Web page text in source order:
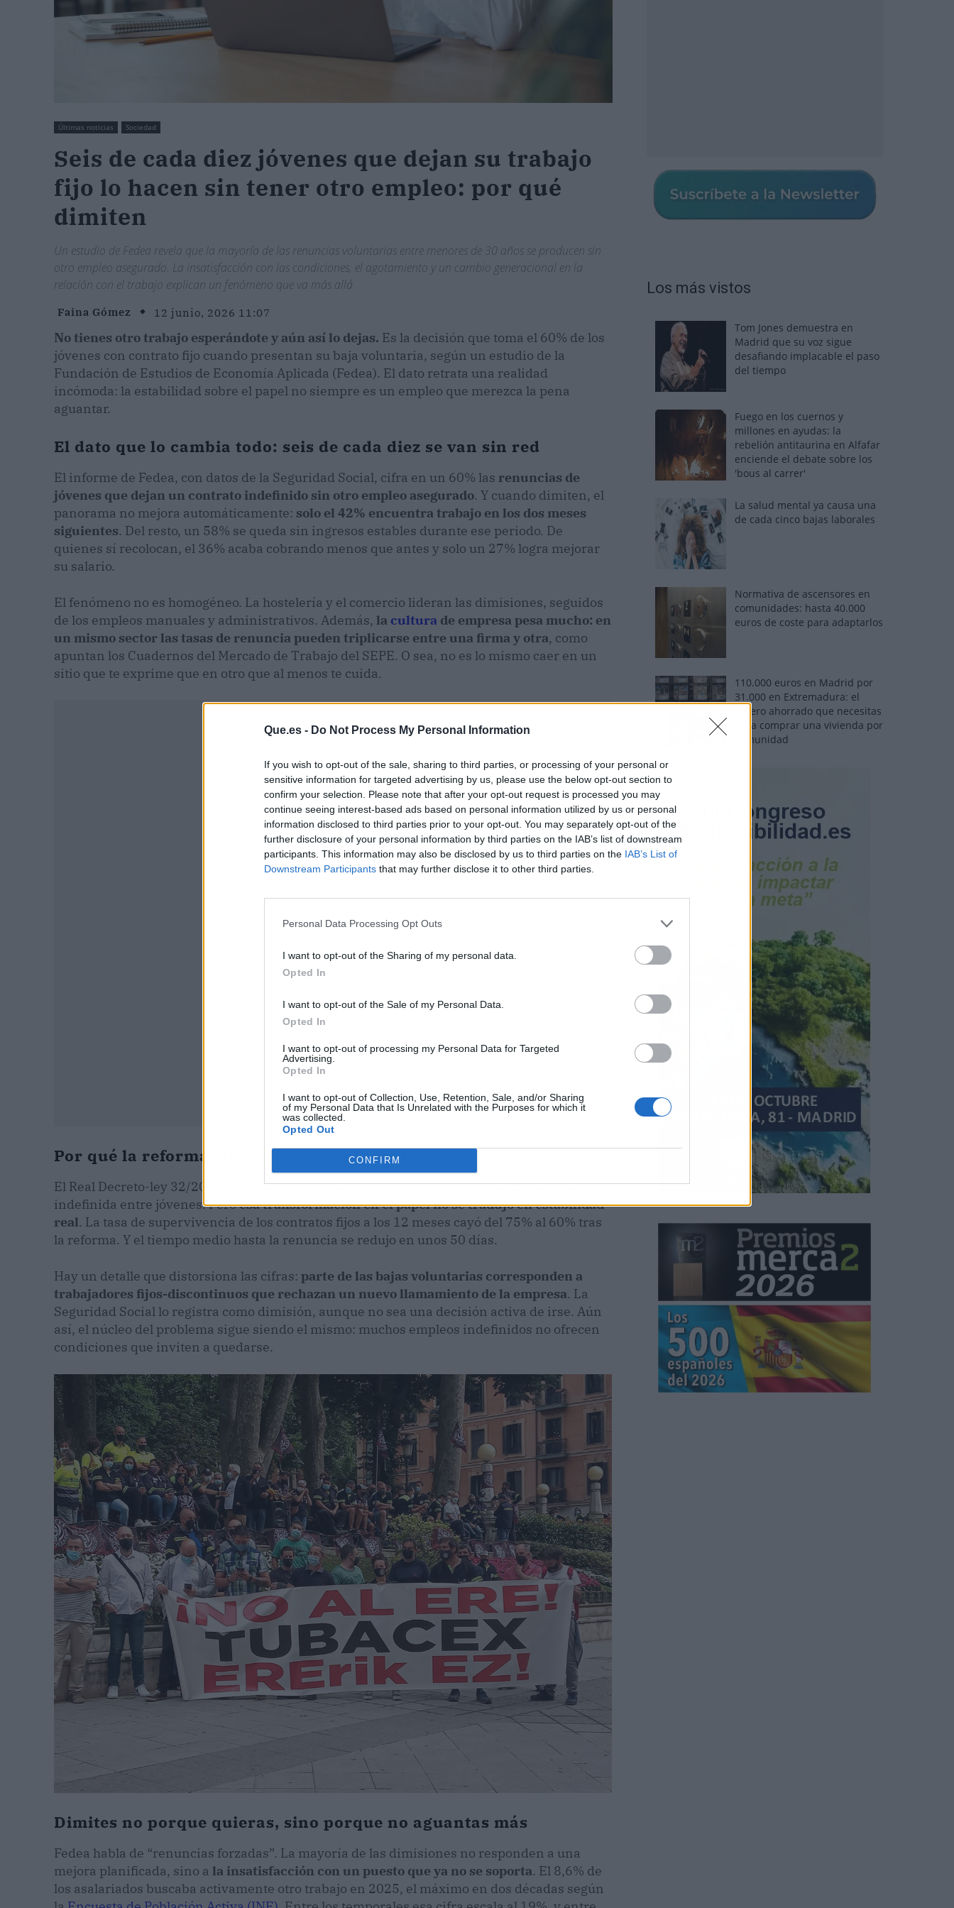
Que.es - Do Not Process My Personal Information
If you wish to opt-out of the sale, sharing to third parties, or processing of your personal or
sensitive information for targeted advertising by us, please use the below opt-out section to
confirm your selection. Please note that after your opt-out request is processed you may
continue seeing interest-based ads based on personal information utilized by us or personal
information disclosed to third parties prior to your opt-out. You may separately opt-out of the
further disclosure of your personal information by third parties on the IAB’s list of downstream
participants. This information may also be disclosed by us to third parties on the IAB’s List of
Downstream Participants that may further disclose it to other third parties.
Personal Data Processing Opt Outs
I want to opt-out of the Sharing of my personal data.
Opted In
I want to opt-out of the Sale of my Personal Data.
Opted In
I want to opt-out of processing my Personal Data for Targeted
Advertising.
Opted In
I want to opt-out of Collection, Use, Retention, Sale, and/or Sharing
of my Personal Data that Is Unrelated with the Purposes for which it
was collected.
Opted Out
CONFIRM
Últimas noticias Sociedad
Seis de cada diez jóvenes que dejan su trabajo
fijo lo hacen sin tener otro empleo: por qué
dimiten
Un estudio de Fedea revela que la mayoría de las renuncias voluntarias entre menores de 30 años se producen sin
otro empleo asegurado. La insatisfacción con las condiciones, el agotamiento y un cambio generacional en la
relación con el trabajo explican un fenómeno que va más allá
Faina Gómez 12 junio, 2026 11:07
No tienes otro trabajo esperándote y aún así lo dejas. Es la decisión que toma el 60% de los
jóvenes con contrato fijo cuando presentan su baja voluntaria, según un estudio de la
Fundación de Estudios de Economía Aplicada (Fedea). El dato retrata una realidad
incómoda: la estabilidad sobre el papel no siempre es un empleo que merezca la pena
aguantar.
El dato que lo cambia todo: seis de cada diez se van sin red
El informe de Fedea, con datos de la Seguridad Social, cifra en un 60% las renuncias de
jóvenes que dejan un contrato indefinido sin otro empleo asegurado. Y cuando dimiten, el
panorama no mejora automáticamente: solo el 42% encuentra trabajo en los dos meses
siguientes. Del resto, un 58% se queda sin ingresos estables durante ese periodo. De
quienes sí recolocan, el 36% acaba cobrando menos que antes y solo un 27% logra mejorar
su salario.
El fenómeno no es homogéneo. La hostelería y el comercio lideran las dimisiones, seguidos
de los empleos manuales y administrativos. Además, la cultura de empresa pesa mucho: en
un mismo sector las tasas de renuncia pueden triplicarse entre una firma y otra, como
apuntan los Cuadernos del Mercado de Trabajo del SEPE. O sea, no es lo mismo caer en un
sitio que te exprime que en otro que al menos te cuida.
Por qué la reforma laboral no fue suficiente
El Real Decreto-ley 32/2021 eliminó el contrato de obra y servicio y disparó la contratación
indefinida entre jóvenes. Peroesa transformación en el papel no se tradujo en estabilidad
real. La tasa de supervivencia de los contratos fijos a los 12 meses cayó del 75% al 60% tras
la reforma. Y el tiempo medio hasta la renuncia se redujo en unos 50 días.
Hay un detalle que distorsiona las cifras: parte de las bajas voluntarias corresponden a
trabajadores fijos-discontinuos que rechazan un nuevo llamamiento de la empresa. La
Seguridad Social lo registra como dimisión, aunque no sea una decisión activa de irse. Aún
así, el núcleo del problema sigue siendo el mismo: muchos empleos indefinidos no ofrecen
condiciones que inviten a quedarse.
Dimites no porque quieras, sino porque no aguantas más
Fedea habla de “renuncias forzadas”. La mayoría de las dimisiones no responden a una
mejora planificada, sino a la insatisfacción con un puesto que ya no se soporta. El 8,6% de
los asalariados buscaba activamente otro trabajo en 2025, el máximo en dos décadas según
Los más vistos
Tom Jones demuestra en
Madrid que su voz sigue
desafiando implacable el paso
del tiempo
Fuego en los cuernos y
millones en ayudas: la
rebelión antitaurina en Alfafar
enciende el debate sobre los
'bous al carrer'
La salud mental ya causa una
de cada cinco bajas laborales
Normativa de ascensores en
comunidades: hasta 40.000
euros de coste para adaptarlos
110.000 euros en Madrid por
31.000 en Extremadura: el
dinero ahorrado que necesitas
para comprar una vivienda por
comunidad